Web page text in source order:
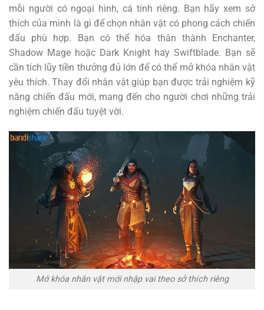
mỗi người có ngoại hình, cá tính riêng. Bạn hãy xem sở
thích của mình là gì để chọn nhân vật có phong cách chiến
đấu phù hợp. Bạn có thể hóa thân thành Enchanter,
Shadow Mage hoặc Dark Knight hay Swiftblade. Bạn sẽ
cần tích lũy tiền thưởng đủ lớn để có thể mở khóa nhân vật
yêu thích. Thay đổi nhân vật giúp bạn được trải nghiệm kỹ
năng chiến đấu mới, mang đến cho người chơi những trải
nghiệm chiến đấu tuyệt vời.
Mở khóa nhân vật mới nhập vai theo sở thích riêng